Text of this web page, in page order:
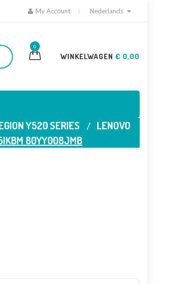
My Account Nederlands
0
WINKELWAGEN € 0,00
Y520 SERIES
LENOVO
80YY008JMB